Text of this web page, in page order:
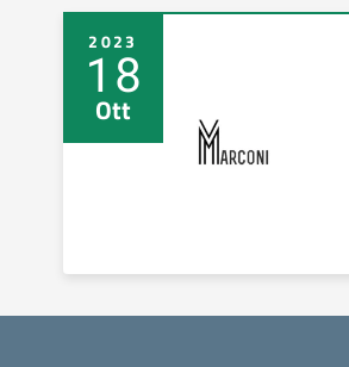
2023
18
Ott